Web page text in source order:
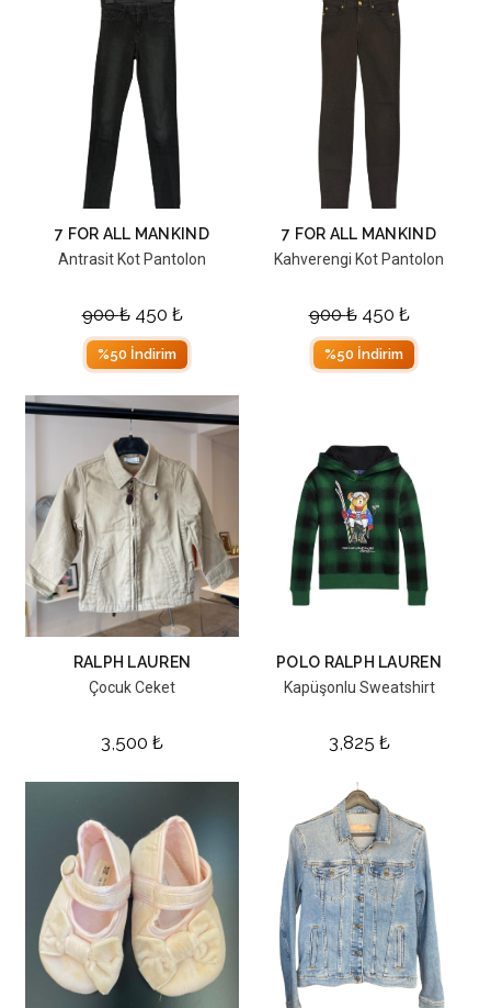
7 FOR ALL MANKIND
Antrasit Kot Pantolon
900₺ 450 ₺
%50 İndirim
7 FOR ALL MANKIND
Kahverengi Kot Pantolon
900₺ 450 ₺
%50 İndirim
RALPH LAUREN
Çocuk Ceket
3,500 ₺
POLO RALPH LAUREN
Kapüşonlu Sweatshirt
3,825 ₺